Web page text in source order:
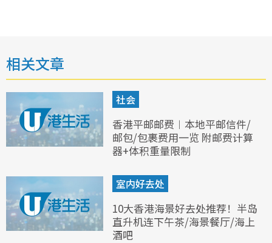
相关文章
社会
香港平邮邮费︱本地平邮信件/
邮包/包裹费用一览 附邮费计算
器+体积重量限制
室内好去处
10大香港海景好去处推荐！半岛
直升机连下午茶/海景餐厅/海上
酒吧